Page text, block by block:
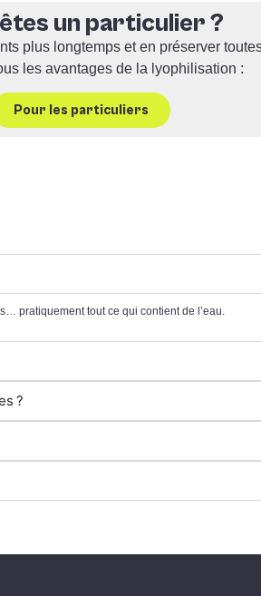
un particulier ?
plus longtemps et en préserver
les avantages de la lyophilisation :
Pour les particuliers
pratiquement tout ce qui contient de l’eau.
?